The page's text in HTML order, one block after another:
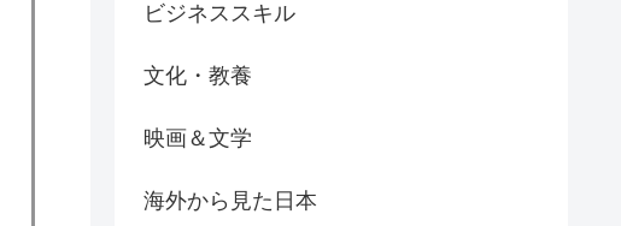
ビジネススキル
文化・教養
映画＆文学
海外から見た日本